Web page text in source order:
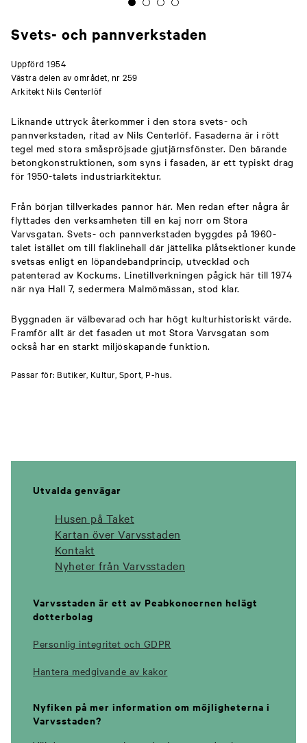
Svets- och pannverkstaden
Uppförd 1954
Västra delen av området, nr 259
Arkitekt Nils Centerlöf
Liknande uttryck återkommer i den stora svets- och
pannverkstaden, ritad av Nils Centerlöf. Fasaderna är i rött
tegel med stora småspröjsade gjutjärnsfönster. Den bärande
betongkonstruktionen, som syns i fasaden, är ett typiskt drag
för 1950-talets industriarkitektur.
Från början tillverkades pannor här. Men redan efter några år
flyttades den verksamheten till en kaj norr om Stora
Varvsgatan. Svets- och pannverkstaden byggdes på 1960-
talet istället om till flaklinehall där jättelika plåtsektioner kunde
svetsas enligt en löpandebandprincip, utvecklad och
patenterad av Kockums. Linetillverkningen pågick här till 1974
när nya Hall 7, sedermera Malmömässan, stod klar.
Byggnaden är välbevarad och har högt kulturhistoriskt värde.
Framför allt är det fasaden ut mot Stora Varvsgatan som
också har en starkt miljöskapande funktion.
Passar för: Butiker, Kultur, Sport, P-hus.
Utvalda genvägar
Husen på Taket
Kartan över Varvsstaden
Kontakt
Nyheter från Varvsstaden
Varvsstaden är ett av Peabkoncernen helägt
dotterbolag
Personlig integritet och GDPR
Hantera medgivande av kakor
Nyfiken på mer information om möjligheterna i
Varvsstaden?